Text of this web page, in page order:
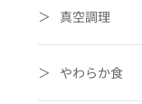
真空調理
やわらか食